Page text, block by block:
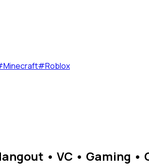
Minecraft#Roblox
• VC • Gaming